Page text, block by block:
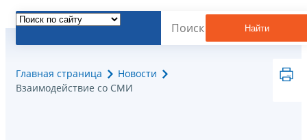
Найти
Главная страница
Новости
Взаимодействие со СМИ